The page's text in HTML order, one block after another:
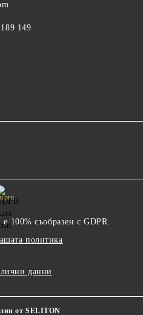
149
GDPR
100% съобразен с GDPR.
политика
данни
от SELITON